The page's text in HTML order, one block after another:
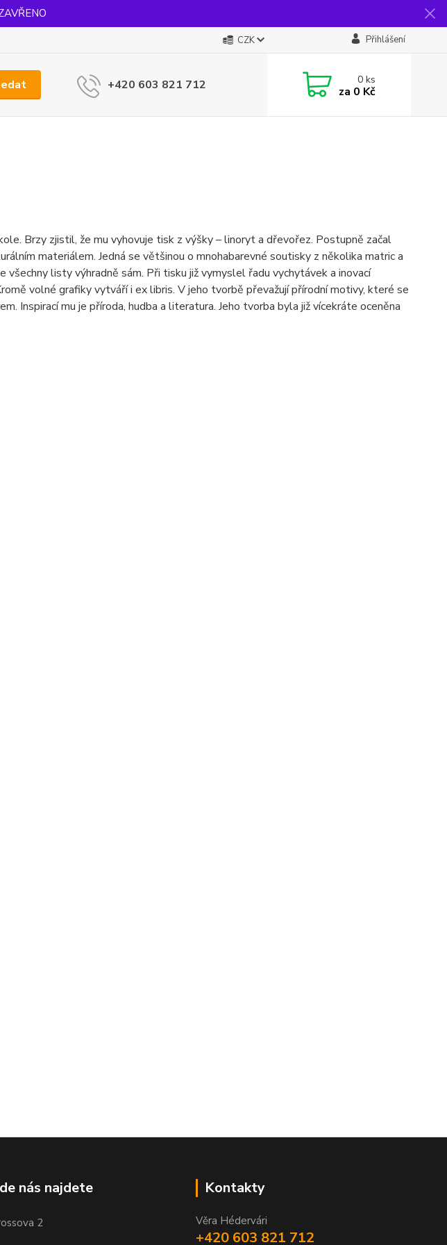
CZK Přihlášení
+420 603 821 712 0ks
za 0 Kč
Brzy zjistil, že mu vyhovuje tisk z výšky – linoryt a dřevořez. Postupně začal
materiálem. Jedná se většinou o mnohabarevné soutisky z několika matric a
všechny listy výhradně sám. Při tisku již vymyslel řadu vychytávek a inovací
volné grafiky vytváří i ex libris. V jeho tvorbě převažují přírodní motivy, které se
Inspirací mu je příroda, hudba a literatura. Jeho tvorba byla již vícekráte oceněna
nás najdete
2
Kontakty
Věra Hédervári
+420 603 821 712